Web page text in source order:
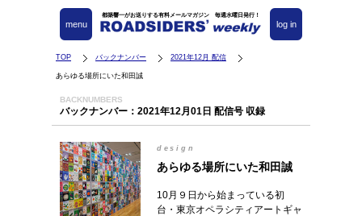
都築響一がお送りする有料メールマガジン 毎週水曜日発行！
log in
menu
TOP バックナンバー 2021年12月 配信
あらゆる場所にいた和田誠
BACKNUMBERS
バックナンバー：2021年12月01日 配信号 収録
design
あらゆる場所にいた和田誠
10月９日から始まっている初
台・東京オペラシティアートギャ